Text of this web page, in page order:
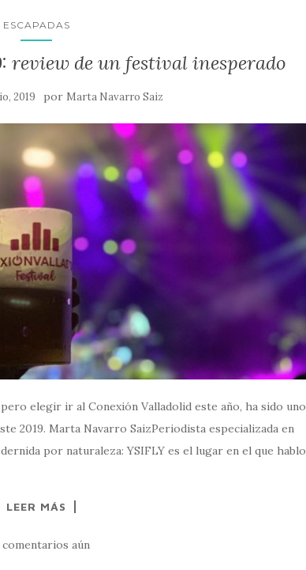
ESCAPADAS
review de un festival inesperado
2019 por Marta Navarro Saiz
elegir ir al Conexión Valladolid este año, ha sido uno
2019. Marta Navarro SaizPeriodista especializada en
por naturaleza: YSIFLY es el lugar en el que hablo
LEER MÁS
comentarios aún